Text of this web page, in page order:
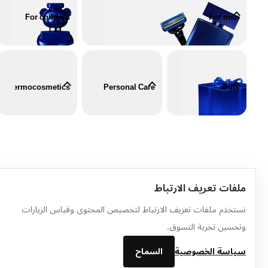
For men
For children
Gifts
Personal Care
Dermocosmetics
الرئيسية الكتالوج سلة التسوقملفات تعريف الارتباط
نستخدم ملفات تعريف الارتباط لتخصيص المحتوى وقياس الزيارات
وتحسين تجربة التسوق.
سياسة الخصوصية
السماح